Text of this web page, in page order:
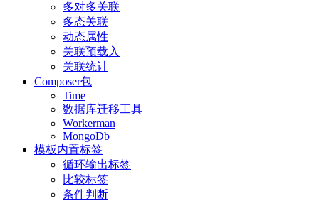
多对多关联
多态关联
动态属性
关联预载入
关联统计
Composer包
Time
数据库迁移工具
Workerman
MongoDb
模板内置标签
循环输出标签
比较标签
条件判断